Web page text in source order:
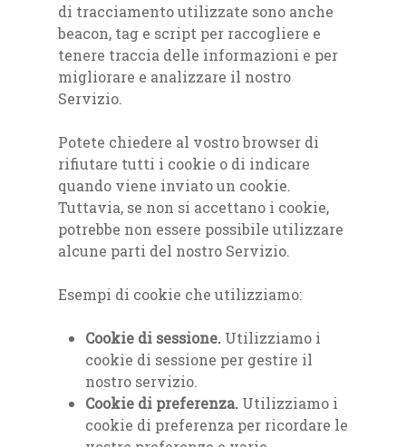
di tracciamento utilizzate sono anche
beacon, tag e script per raccogliere e
tenere traccia delle informazioni e per
migliorare e analizzare il nostro
Servizio.
Potete chiedere al vostro browser di
rifiutare tutti i cookie o di indicare
quando viene inviato un cookie.
Tuttavia, se non si accettano i cookie,
potrebbe non essere possibile utilizzare
alcune parti del nostro Servizio.
Esempi di cookie che utilizziamo:
Cookie di sessione. Utilizziamo i
cookie di sessione per gestire il
nostro servizio.
Cookie di preferenza. Utilizziamo i
cookie di preferenza per ricordare le